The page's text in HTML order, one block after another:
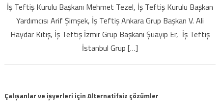
ilişkin
2015
yılı
İş Teftiş Kurulu Başkanı Mehmet Tezel, İş Teftiş Kurulu Başkan
Yardımcısı Arif Şimşek, İş Teftiş Ankara Grup Başkan V. Ali
Haydar Kitiş, İş Teftiş İzmir Grup Başkanı Şuayip Er, İş Teftiş
İstanbul Grup […]
Çalışanlar ve işyerleri için Alternatifsiz çözümler